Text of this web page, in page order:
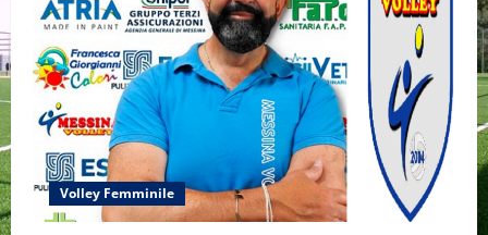
Volley Femminile